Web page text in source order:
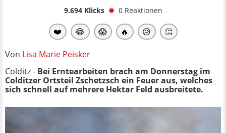
9.694Klicks 0 Reaktionen
❤️ 😂 😱 🔥 😥 👏
Von Lisa Marie Peisker
Colditz - Bei Erntearbeiten brach am Donnerstag im
Colditzer Ortsteil Zschetzsch ein Feuer aus, welches
sich schnell auf mehrere Hektar Feld ausbreitete.